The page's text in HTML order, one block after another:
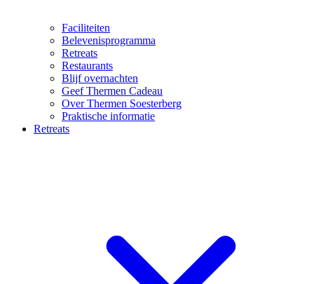
Faciliteiten
Belevenisprogramma
Retreats
Restaurants
Blijf overnachten
Geef Thermen Cadeau
Over Thermen Soesterberg
Praktische informatie
Retreats